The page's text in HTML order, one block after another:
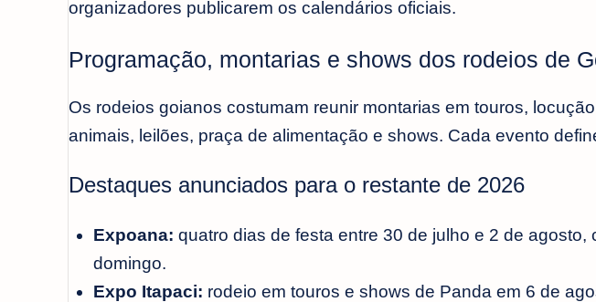
organizadores publicarem os calendários oficiais.
Programação, montarias e shows dos rodeios de
Os rodeios goianos costumam reunir montarias em touros,
animais, leilões, praça de alimentação e shows. Cada evento
Destaques anunciados para o restante de 2026
Expoana: quatro dias de festa entre 30 de julho e 2 de
domingo.
Expo Itapaci: rodeio em touros e shows de Panda em 6 de